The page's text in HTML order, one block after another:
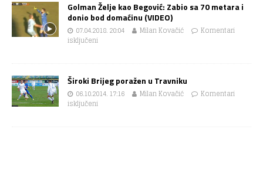
Golman Želje kao Begović: Zabio sa 70 metara i
donio bod domaćinu (VIDEO)
07.04.2018. 20:04 Milan Kovačić
Komentari
isključeni
Široki Brijeg poražen u Travniku
06.10.2014. 17:16 Milan Kovačić
Komentari
isključeni